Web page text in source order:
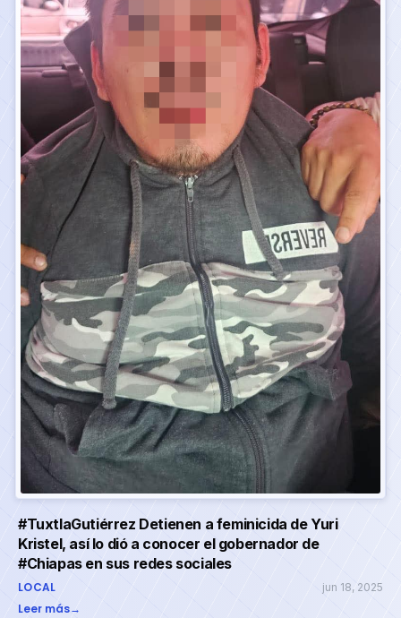
#TuxtlaGutiérrez Detienen a feminicida de Yuri
Kristel, así lo dió a conocer el gobernador de
#Chiapas en sus redes sociales
LOCAL jun 18, 2025
Leer más→